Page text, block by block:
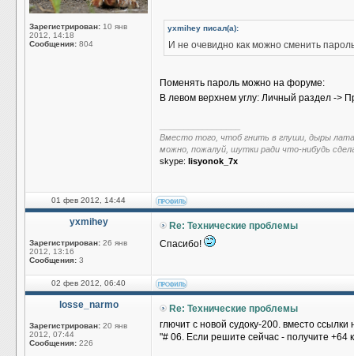
Зарегистрирован: 10 янв
2012, 14:18
Сообщения: 804
yxmihey писал(а):
И не очевидно как можно сменить
Поменять пароль можно на форуме:
В левом верхнем углу: Личный раздел ->
Вместо того, чтоб гнить в глуши, дыры
можно, пожалуй, шутки ради что-нибудь
skype: lisyonok_7x
01 фев 2012, 14:44
yxmihey
Зарегистрирован: 26 янв
2012, 13:16
Сообщения: 3
Re: Технические проблемы
Спасибо!
02 фев 2012, 06:40
losse_narmo
Зарегистрирован: 20 янв
2012, 07:44
Сообщения: 226
Re: Технические проблемы
глючит с новой судоку-200. вместо ссылки
"# 06. Если решите сейчас - получите +64